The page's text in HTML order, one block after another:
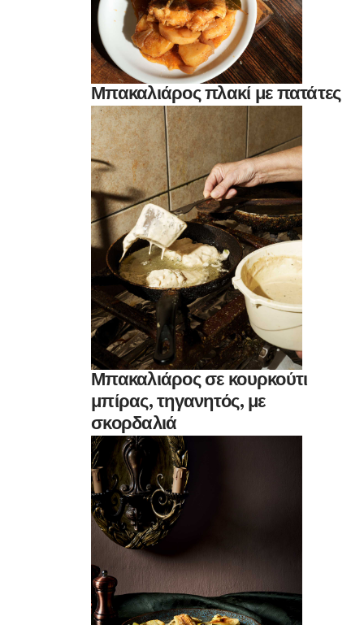
Μπακαλιάρος πλακί με πατάτες
Μπακαλιάρος σε κουρκούτι
μπίρας, τηγανητός, με
σκορδαλιά